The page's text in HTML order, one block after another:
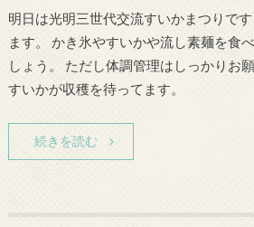
明日は光明三世代交流すいかまつりで
ます。 かき氷やすいかや流し素麺を食
しょう。 ただし体調管理はしっかりお
すいかが収穫を待ってます。
続きを読む